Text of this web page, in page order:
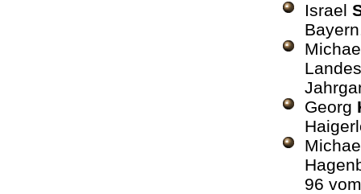
Israel
Georg
96